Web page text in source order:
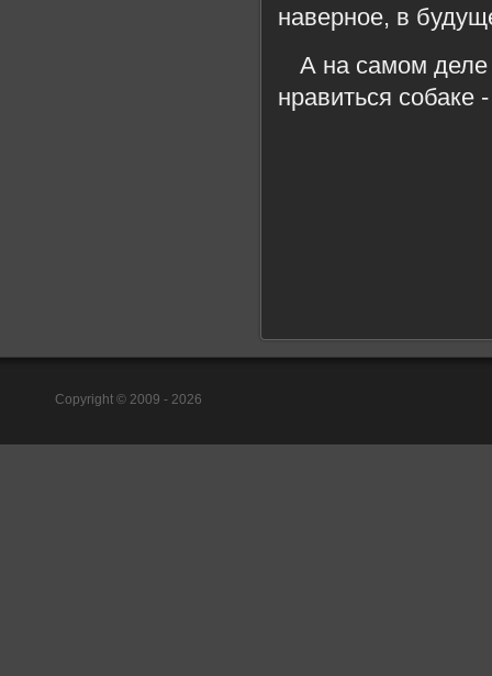
наверное, в
А на самом деле
нравиться собаке
Copyright © 2009 - 2026